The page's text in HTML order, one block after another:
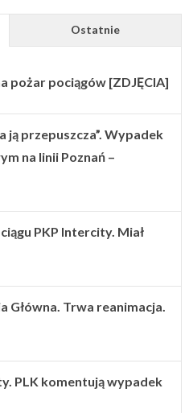
Ostatnie
pożar pociągów [ZDJĘCIA]
ją przepuszcza”. Wypadek
na linii Poznań –
PKP Intercity. Miał
Główna. Trwa reanimacja.
PLK komentują wypadek